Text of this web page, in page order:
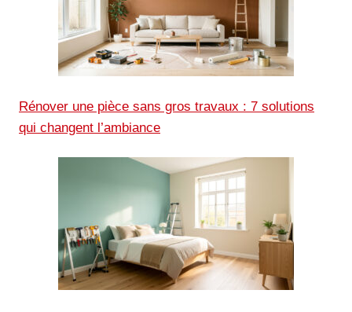
Rénover une pièce sans gros travaux : 7 solutions
qui changent l’ambiance